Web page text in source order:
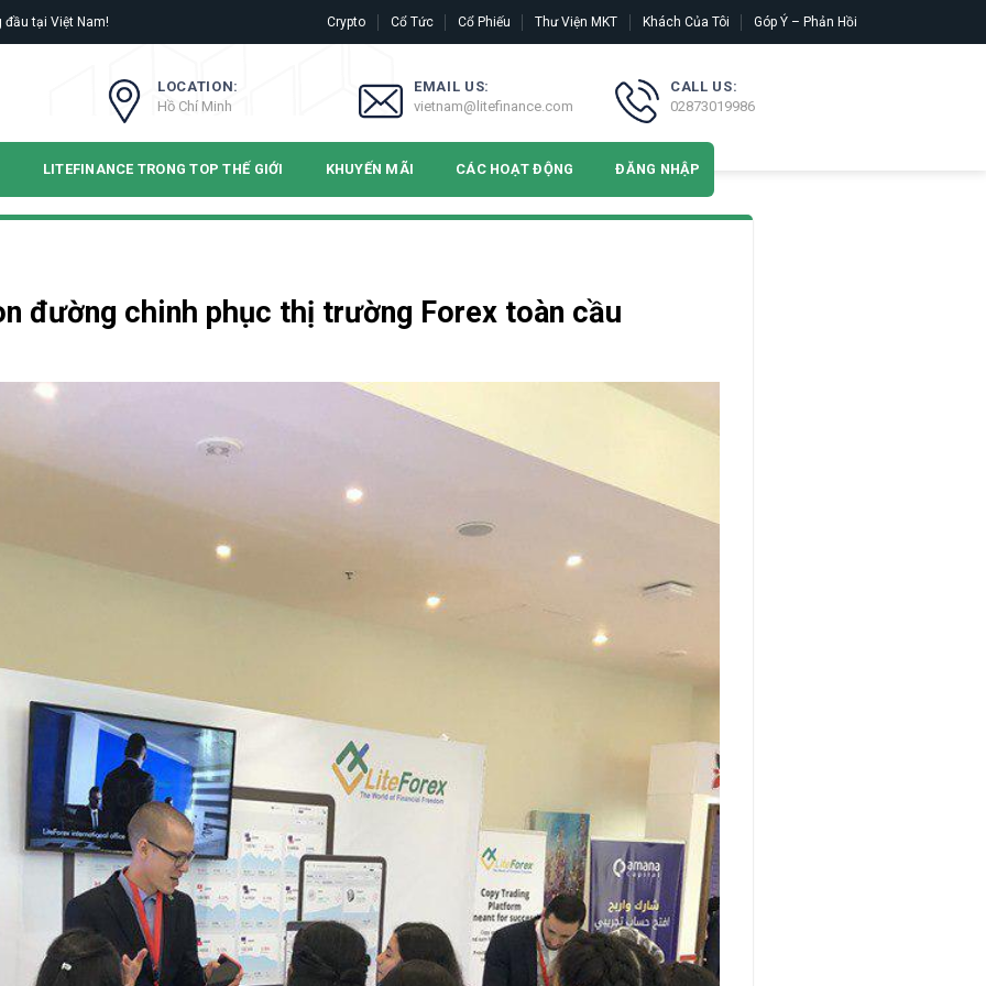
đầu tại Việt Nam! Crypto Cổ Tức Cổ Phiếu Thư Viện MKT Khách Của Tôi Góp Ý – Phản Hồi
LOCATION:
Hồ Chí Minh
EMAIL US:
vietnam@litefinance.com
CALL US:
02873019986
LITEFINANCE TRONG TOP THẾ GIỚI KHUYẾN MÃI CÁC HOẠT ĐỘNG ĐĂNG NHẬP
đường chinh phục thị trường Forex toàn cầu